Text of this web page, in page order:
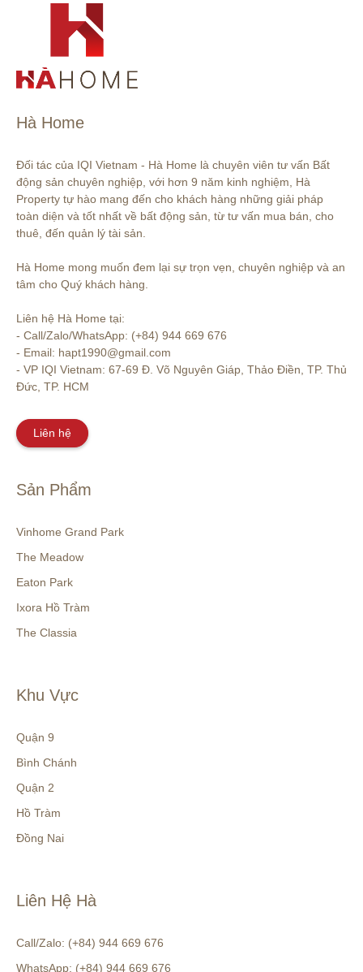
Hà Home
Đối tác của IQI Vietnam - Hà Home là chuyên viên tư vấn Bất
động sản chuyên nghiệp, với hơn 9 năm kinh nghiệm, Hà
Property tự hào mang đến cho khách hàng những giải pháp
toàn diện và tốt nhất về bất động sản, từ tư vấn mua bán, cho
thuê, đến quản lý tài sản.
Hà Home mong muốn đem lại sự trọn vẹn, chuyên nghiệp và an
tâm cho Quý khách hàng.
Liên hệ Hà Home tại:
- Call/Zalo/WhatsApp: (+84) 944 669 676
- Email: hapt1990@gmail.com
- VP IQI Vietnam: 67-69 Đ. Võ Nguyên Giáp, Thảo Điền, TP. Thủ
Đức, TP. HCM
Liên hệ
Sản Phẩm
Vinhome Grand Park
The Meadow
Eaton Park
Ixora Hồ Tràm
The Classia
Khu Vực
Quận 9
Bình Chánh
Quận 2
Hồ Tràm
Đồng Nai
Liên Hệ Hà
Call/Zalo: (+84) 944 669 676
WhatsApp: (+84) 944 669 676